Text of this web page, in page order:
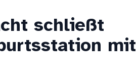
schließt
mit